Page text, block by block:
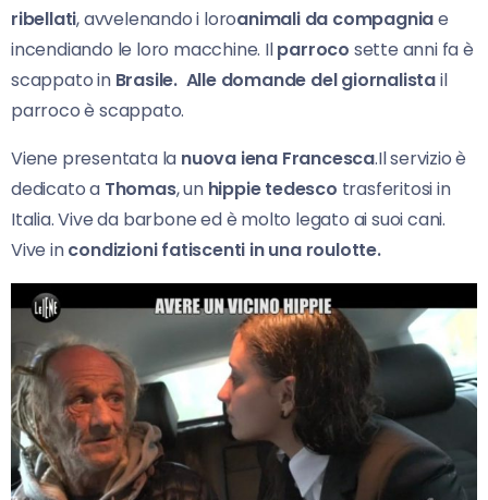
ribellati, avvelenando i loroanimali da compagniae
incendiando le loro macchine. Ilparroco sette anni fa è
scappato in Brasile. Alle domande del giornalistail
parroco è scappato.
Viene presentata la nuova iena Francesca.Il servizio è
dedicato a Thomas, unhippie tedesco trasferitosi in
Italia. Vive da barbone ed è molto legato ai suoi cani.
Vive incondizioni fatiscenti in una roulotte.